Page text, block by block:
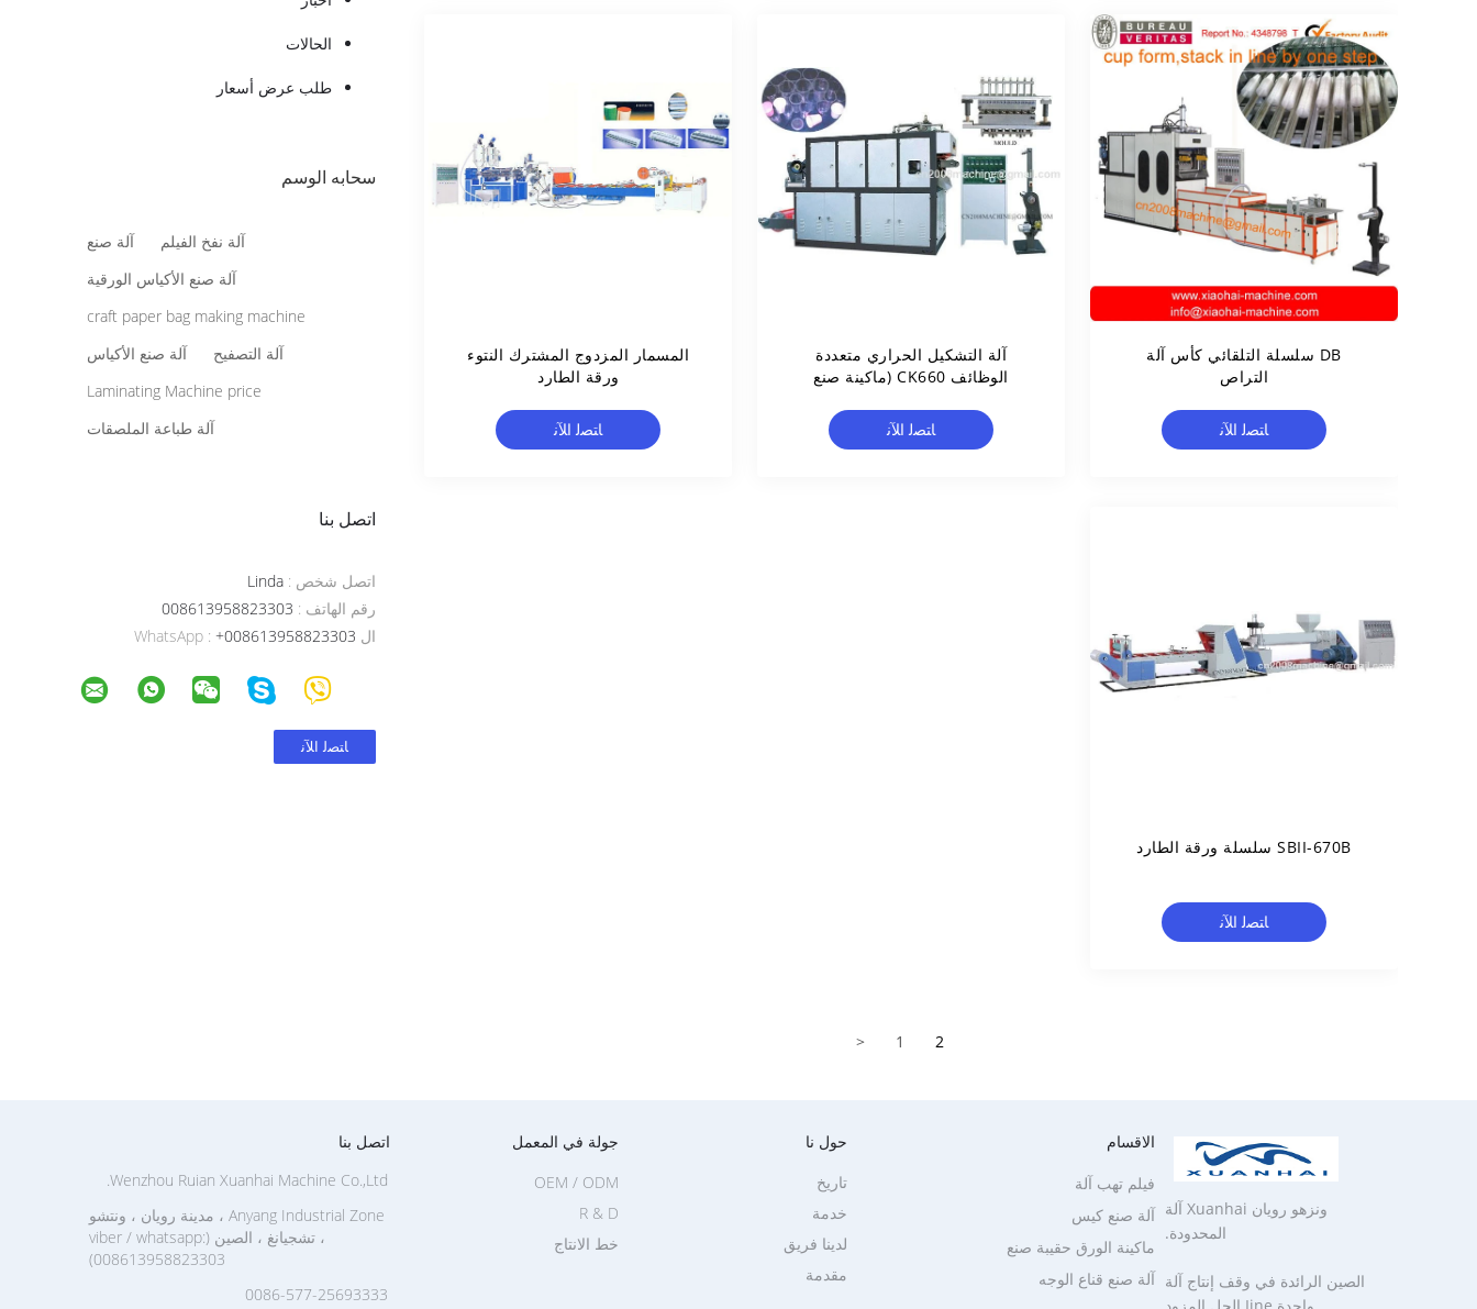
الحالات
طلب عرض أسعار
سحابه الوسم
آلة صنع
آلة نفخ الفيلم
آلة صنع الأكياس الورقية
craft paper bag making machine
آلة صنع الأكياس
آلة التصفيح
Laminating Machine price
آلة طباعة الملصقات
اتصل بنا
اتصل شخص :
رقم الهاتف :
ال WhatsApp : +008613958823303
DB سلسلة التلقائي كأس آلة
التراص
ﺎﺘﺼﻟ ﺍﻶﻧ
آلة التشكيل الحراري متعددة
الوظائف CK660 (ماكينة صنع
ﺎﺘﺼﻟ ﺍﻶﻧ
المسمار المزدوج المشترك النتوء
ورقة الطارد
ﺎﺘﺼﻟ ﺍﻶﻧ
SBII-670B سلسلة ورقة الطارد
ﺎﺘﺼﻟ ﺍﻶﻧ
< 1 2
ونزهو رويان Xuanhai آلة
المحدودة.
الصين الرائدة في وقف إنتاج آلة
واحدة Iine الحل المزود
الاقسام
آلة صنع قناع الوجه
فيلم تهب آلة
آلة صنع كيس
ماكينة الورق حقيبة صنع
حول نا
مقدمة
تاريخ
خدمة
لدينا فريق
جولة في المعمل
خط الانتاج
OEM / ODM
R & D
اتصل بنا
Wenzhou Ruian Xuanhai Machine Co.,Ltd.
Anyang Industrial Zone ، مدينة رويان ، ونتشو
، تشجيانغ ، الصين (viber / whatsapp:
008613958823303)
0086-577-25693333